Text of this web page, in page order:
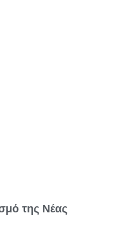
της Νέας